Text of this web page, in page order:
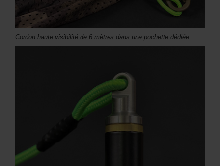
Cordon haute visibilité de 6 mètres dans une pochette dédiée